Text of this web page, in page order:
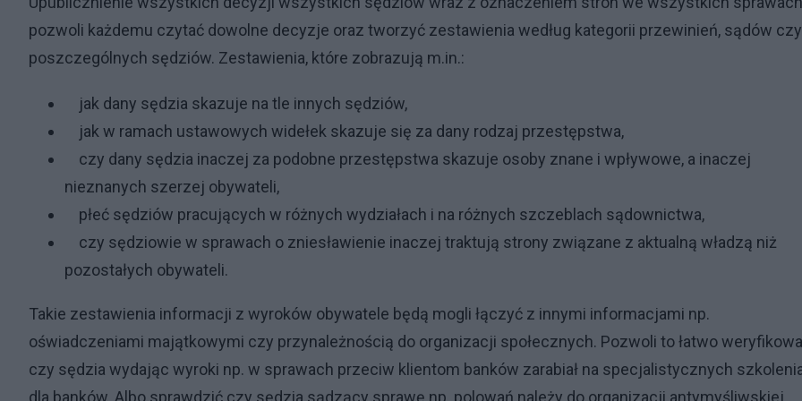
pozwoli każdemu czytać dowolne decyzje oraz tworzyć zestawienia według kategorii przewinień, sądów czy
poszczególnych sędziów. Zestawienia, które zobrazują m.in.:
jak dany sędzia skazuje na tle innych sędziów,
jak w ramach ustawowych widełek skazuje się za dany rodzaj przestępstwa,
czy dany sędzia inaczej za podobne przestępstwa skazuje osoby znane i wpływowe, a inaczej
nieznanych szerzej obywateli,
płeć sędziów pracujących w różnych wydziałach i na różnych szczeblach sądownictwa,
czy sędziowie w sprawach o zniesławienie inaczej traktują strony związane z aktualną władzą niż
pozostałych obywateli.
Takie zestawienia informacji z wyroków obywatele będą mogli łączyć z innymi informacjami np.
oświadczeniami majątkowymi czy przynależnością do organizacji społecznych. Pozwoli to łatwo
czy sędzia wydając wyroki np. w sprawach przeciw klientom banków zarabiał na specjalistycznych
dla banków. Albo sprawdzić czy sędzia sądzący sprawę np. polowań należy do organizacji antymyśliwskiej.